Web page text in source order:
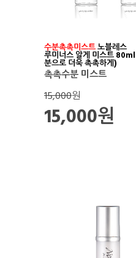
수분촉촉미스트노블레스
루미너스 알게 미스트
분으로 더욱 촉촉하게)
촉촉수분 미스트
15,000원
15,000원